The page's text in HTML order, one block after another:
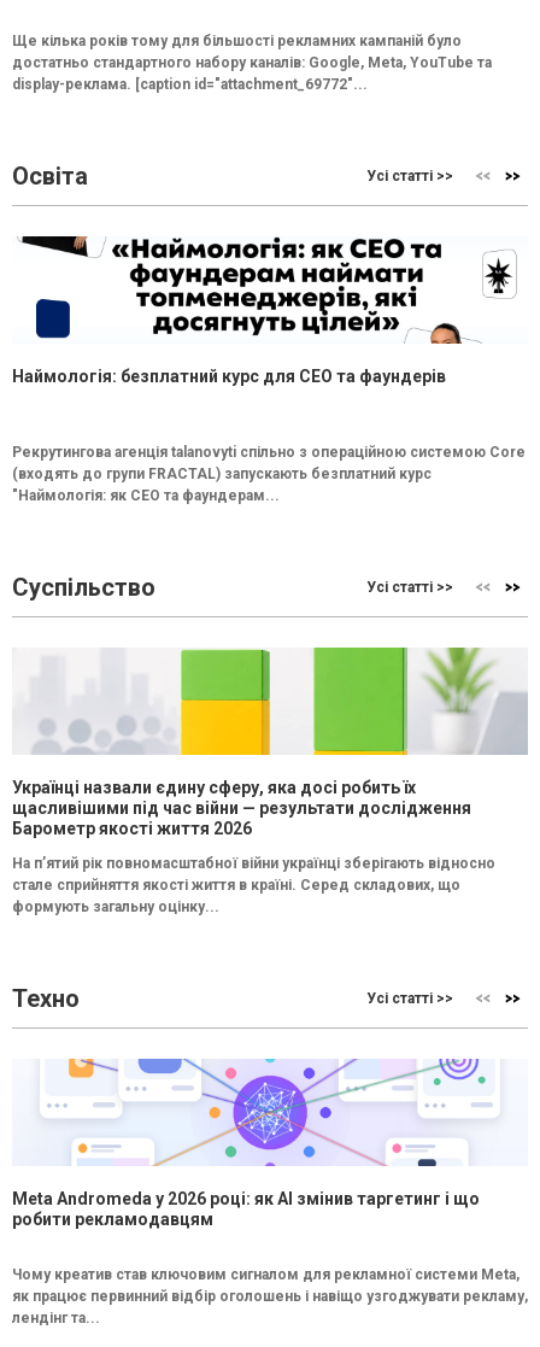
Ще кілька років тому для більшості рекламних кампаній було
достатньо стандартного набору каналів: Google, Meta, YouTube та
display-реклама. [caption id="attachment_69772"...
Освіта Усі статті >>
Наймологія: безплатний курс для CEO та фаундерів
Рекрутингова агенція talanovyti спільно з операційною системою Core
(входять до групи FRACTAL) запускають безплатний курс
"Наймологія: як СEO та фаундерам...
Суспільство Усі статті >>
Українці назвали єдину сферу, яка досі робить їх
щасливішими під час війни — результати дослідження
Барометр якості життя 2026
На п’ятий рік повномасштабної війни українці зберігають відносно
стале сприйняття якості життя в країні. Серед складових, що
формують загальну оцінку...
Техно Усі статті >>
Meta Andromeda у 2026 році: як AI змінив таргетинг і що
робити рекламодавцям
Чому креатив став ключовим сигналом для рекламної системи Meta,
як працює первинний відбір оголошень і навіщо узгоджувати рекламу,
лендінг та...